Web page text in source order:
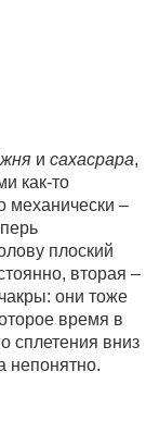
и сахасрара,
как-то
механически –
плоский
вторая –
они тоже
время в
сплетения вниз
непонятно.